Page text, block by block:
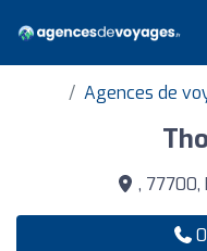
Agences de
, 77700,